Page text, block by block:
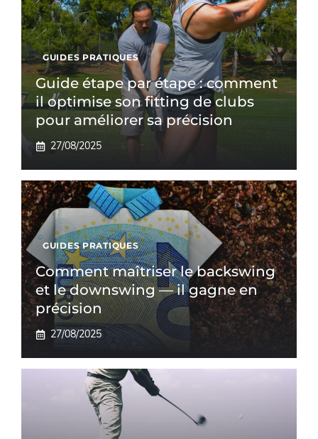
GUIDES PRATIQUES
Guide étape par étape : comment
il optimise son fitting de clubs
pour améliorer sa précision
27/08/2025
GUIDES PRATIQUES
Comment maîtriser le backswing
et le downswing — il gagne en
précision
27/08/2025